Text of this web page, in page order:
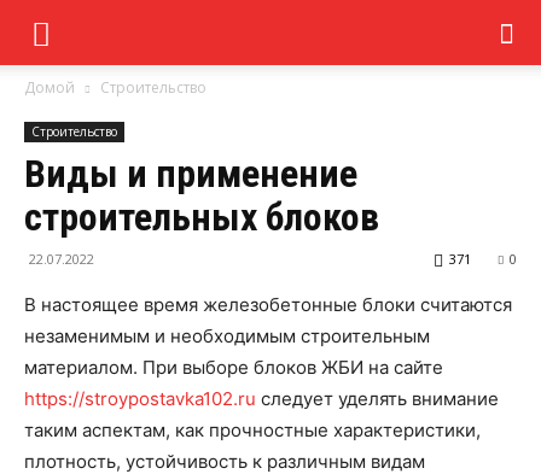
Домой Строительство
Строительство
Виды и применение
строительных блоков
22.07.2022 0
371
В настоящее время железобетонные блоки считаются
незаменимым и необходимым строительным
материалом. При выборе блоков ЖБИ на сайте
https://stroypostavka102.ru следует уделять внимание
таким аспектам, как прочностные характеристики,
плотность, устойчивость к различным видам